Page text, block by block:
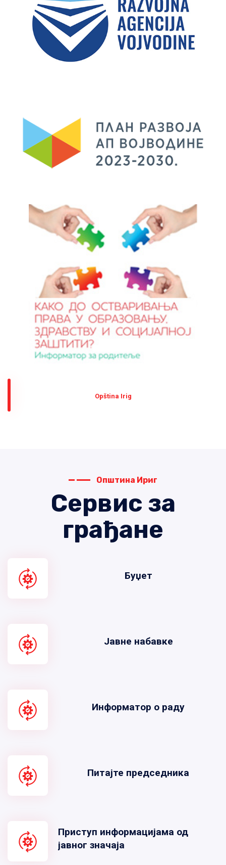
Оpština Irig
Општина Ириг
Сервис за
грађане
Буџет
Јавне набавке
Информатор о раду
Питајте председника
Приступ информацијама од
јавног значаја